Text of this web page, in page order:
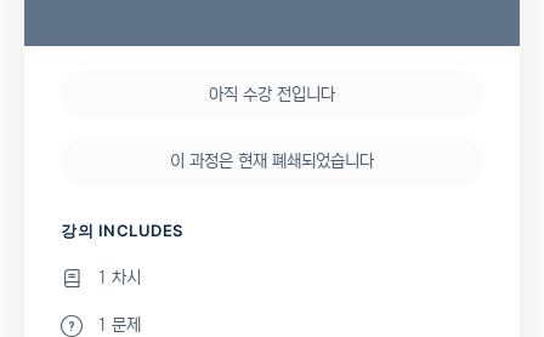
아직 수강 전입니다
이 과정은 현재 폐쇄되었습니다
강의 INCLUDES
1 차시
1 문제